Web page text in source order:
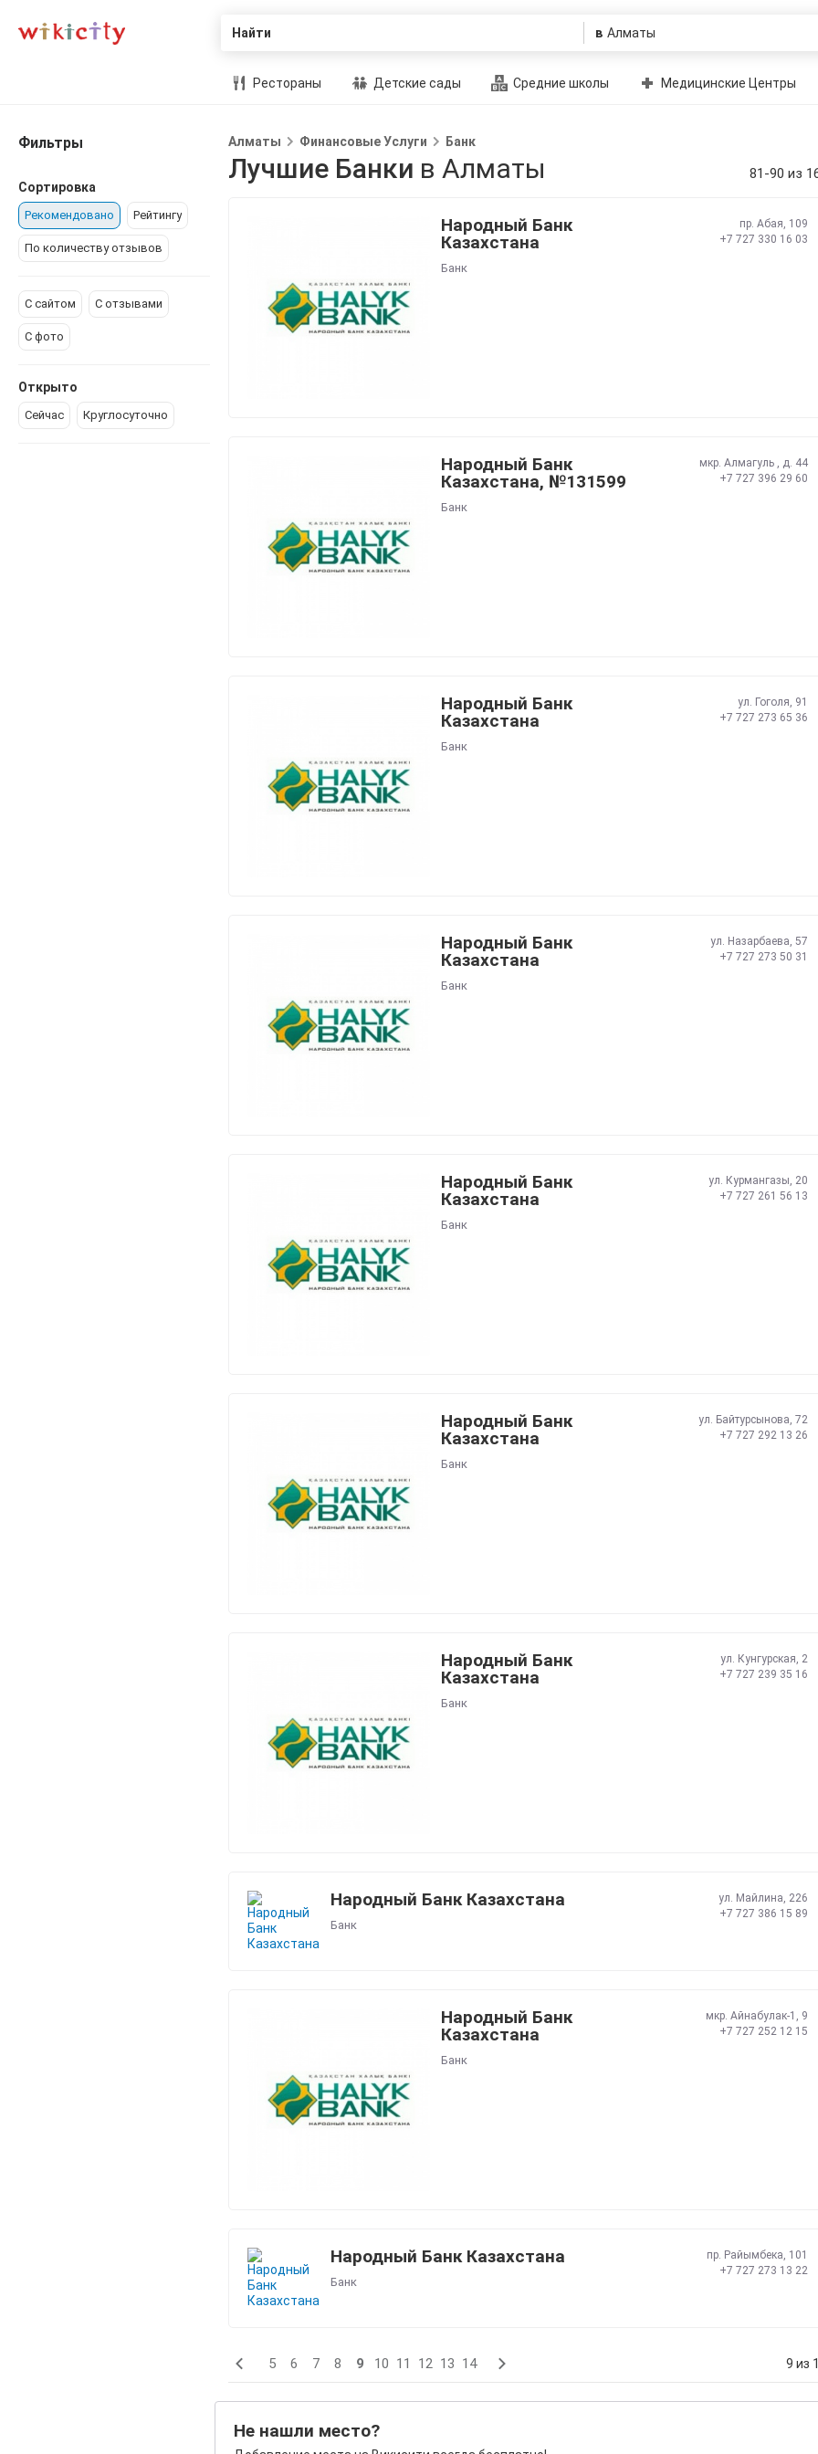
Найти в
Рестораны Детские сады Средние школы Медицинские Центры
Фильтры
Сортировка
Рекомендовано Рейтингу
По количеству отзывов
С сайтом С отзывами
С фото
Открыто
Сейчас Круглосуточно
Алматы Финансовые Услуги Банк
Лучшие Банки в Алматы 81-90 из
Народный Банк
Казахстана
Банк
пр. Абая, 109
+7 727 330 16 03
Народный Банк
Казахстана, №131599
Банк
мкр. Алмагуль , д. 44
+7 727 396 29 60
Народный Банк
Казахстана
Банк
ул. Гоголя, 91
+7 727 273 65 36
Народный Банк
Казахстана
Банк
ул. Назарбаева, 57
+7 727 273 50 31
Народный Банк
Казахстана
Банк
ул. Курмангазы, 20
+7 727 261 56 13
Народный Банк
Казахстана
Банк
ул. Байтурсынова, 72
+7 727 292 13 26
Народный Банк
Казахстана
Банк
ул. Кунгурская, 2
+7 727 239 35 16
Народный Банк Казахстана
Банк
ул. Майлина, 226
+7 727 386 15 89
Народный Банк
Казахстана
Банк
мкр. Айнабулак-1, 9
+7 727 252 12 15
Народный Банк Казахстана
Банк
пр. Райымбека, 101
+7 727 273 13 22
5 6 7 8 9 10 11 12 13 14 9 из
Не нашли место?